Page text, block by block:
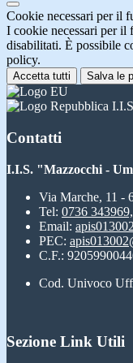
Cookie necessari per il
I cookie necessari per il
disabilitati. È possibile
policy.
Accetta tutti Salva le
Contatti
I.I.S. "Mazzocchi -
Via Marche, 11 -
Tel: 0736
Email:
PEC:
C.F.:
Cod. Univoco
Sezione Link Utili